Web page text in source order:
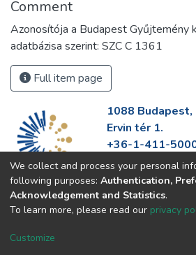
Comment
Azonosítója a Budapest Gyűjtemény
adatbázisa szerint: SZC C 1361
Full item page
1088 Budapest,
Ervin tér 1.
+36-1-411-
info@fszek.hu
https://fszek.hu
We collect and process your personal
following purposes: Authentication,
Acknowledgement and Statistics.
To learn more, please read our privacy
Customize